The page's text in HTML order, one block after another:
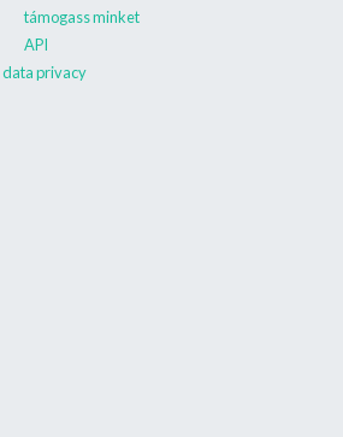
támogass minket
API
data privacy